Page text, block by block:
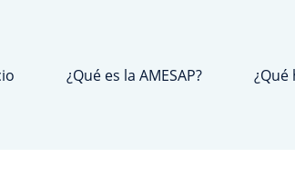
¿Qué es la AMESAP? ¿Qué